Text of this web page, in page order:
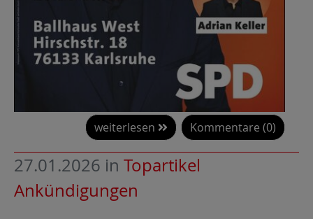
weiterlesen Kommentare (0)
27.01.2026 in Topartikel
Ankündigungen